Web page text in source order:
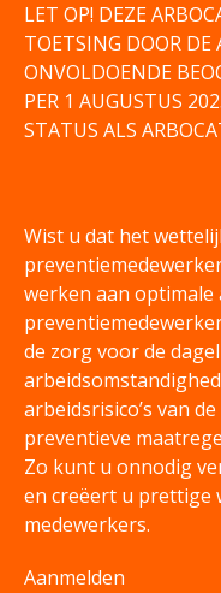
LET OP! DEZE
TOETSING DOOR DE
ONVOLDOENDE
PER 1 AUGUSTUS
STATUS ALS
Wist u dat het
werken aan optimale
de zorg voor de
arbeidsrisico’s van
preventieve
Zo kunt u onnodig
en creëert u prettige
medewerkers.
Aanmelden